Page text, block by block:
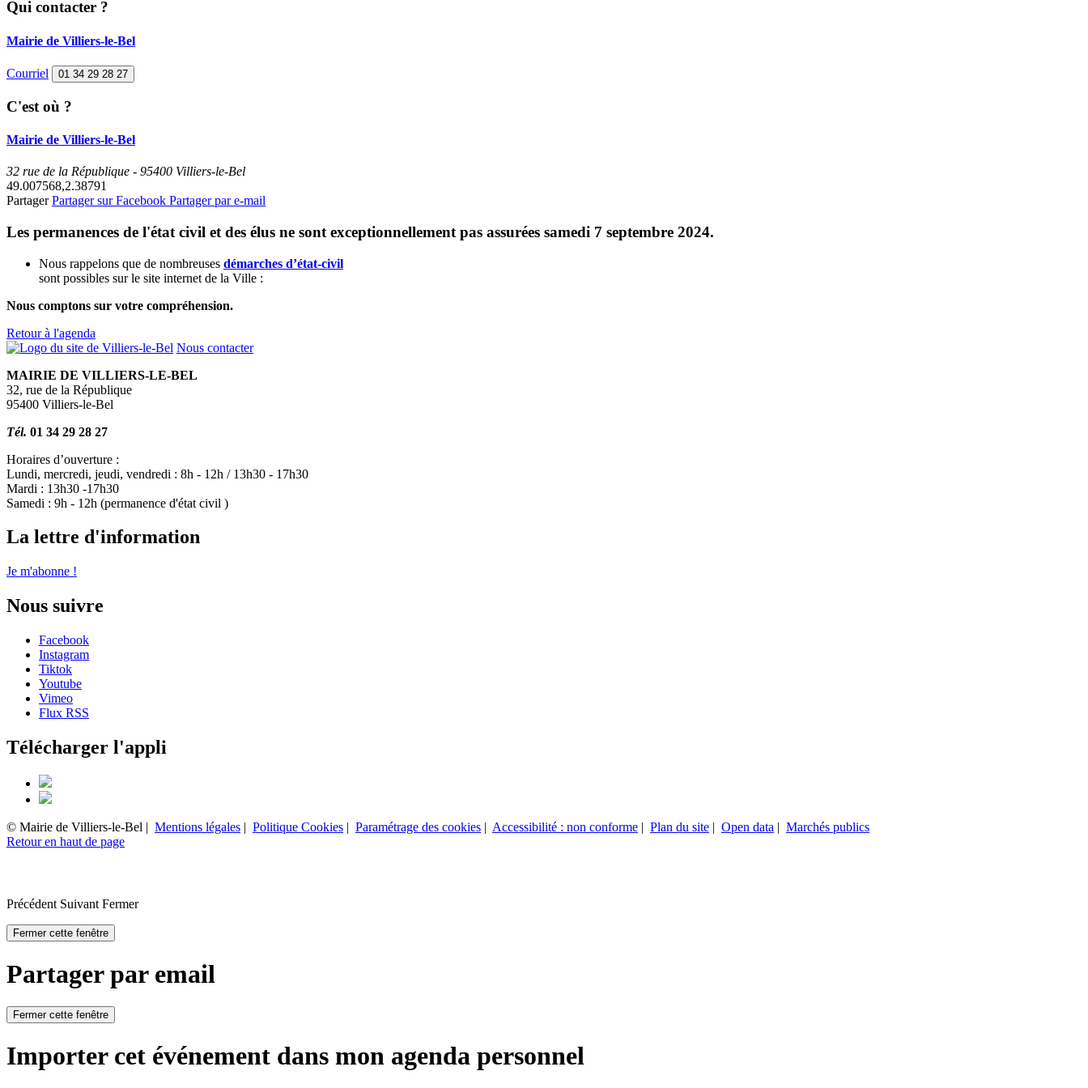
Qui contacter ?
Mairie de Villiers-le-Bel
Courriel 01 34 29 28 27
C'est où ?
Mairie de Villiers-le-Bel
32 rue de la République - 95400 Villiers-le-Bel
49.007568,2.38791
Partager Partager sur Facebook Partager par e-mail
Les permanences de l'état civil et des élus ne sont exceptionnellement pas assurées samedi 7 septembre 2024.
Nous rappelons que de nombreuses démarches d’état-civil
sont possibles sur le site internet de la Ville :
Nous comptons sur votre compréhension.
Retour à l'agenda
Nous contacter
MAIRIE DE VILLIERS-LE-BEL
32, rue de la République
95400 Villiers-le-Bel
Tél. 01 34 29 28 27
Horaires d’ouverture :
Lundi, mercredi, jeudi, vendredi : 8h - 12h / 13h30 - 17h30
Mardi : 13h30 -17h30
Samedi : 9h - 12h (permanence d'état civil )
La lettre d'information
Je m'abonne !
Nous suivre
Facebook
Instagram
Tiktok
Youtube
Vimeo
Flux RSS
Télécharger l'appli
© Mairie de Villiers-le-Bel | Mentions légales | Politique Cookies | Paramétrage des cookies | Accessibilité : non conforme | Plan du site | Open data | Marchés publics
Retour en haut de page
Précédent Suivant Fermer
Fermer cette fenêtre
Partager par email
Fermer cette fenêtre
Importer cet événement dans mon agenda personnel